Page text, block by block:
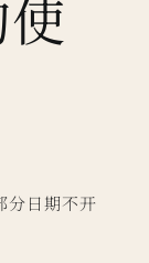
分日期不开